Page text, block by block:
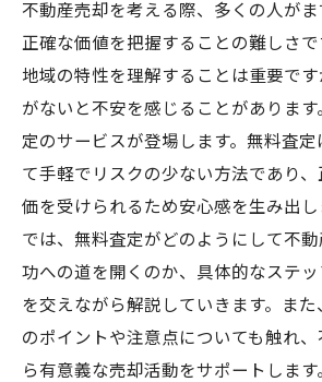
不動産売却を考える際、多くの人がま
正確な価値を把握することの難しさ
地域の特性を理解することは重要で
がないと不安を感じることがありま
定のサービスが登場します。無料査定
て手軽でリスクの少ない方法であり
価を受けられるため安心感を生み出
では、無料査定がどのようにして不
功への道を開くのか、具体的なステ
を交えながら解説していきます。ま
のポイントや注意点についても触れ
ら有意義な売却活動をサポートしま